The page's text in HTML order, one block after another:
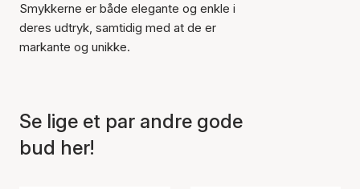
Varen er tilføjet til kurven
Smykkerne er både elegante og enkle i
deres udtryk, samtidig med at de er
markante og unikke.
Se lige et par andre gode
bud her!